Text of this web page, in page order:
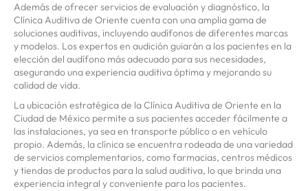
Además de ofrecer servicios de evaluación y diagnóstico, la
Clínica Auditiva de Oriente cuenta con una amplia gama de
soluciones auditivas, incluyendo audífonos de diferentes marcas
y modelos. Los expertos en audición guiarán a los pacientes en la
elección del audífono más adecuado para sus necesidades,
asegurando una experiencia auditiva óptima y mejorando su
calidad de vida.
La ubicación estratégica de la Clínica Auditiva de Oriente en la
Ciudad de México permite a sus pacientes acceder fácilmente a
las instalaciones, ya sea en transporte público o en vehículo
propio. Además, la clínica se encuentra rodeada de una variedad
de servicios complementarios, como farmacias, centros médicos
y tiendas de productos para la salud auditiva, lo que brinda una
experiencia integral y conveniente para los pacientes.